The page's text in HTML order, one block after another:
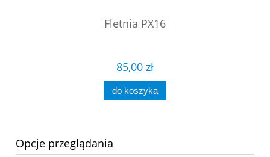
Fletnia PX16
85,00 zł
do koszyka
Opcje przeglądania